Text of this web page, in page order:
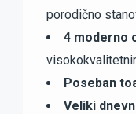
porodično
4 moderno
Poseban
Veliki